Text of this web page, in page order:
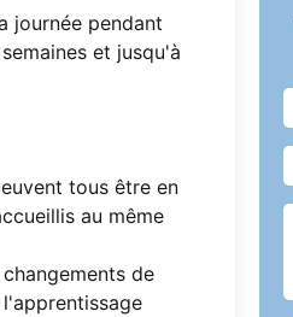
journée pendant
et jusqu'à
tous être en
au même
de